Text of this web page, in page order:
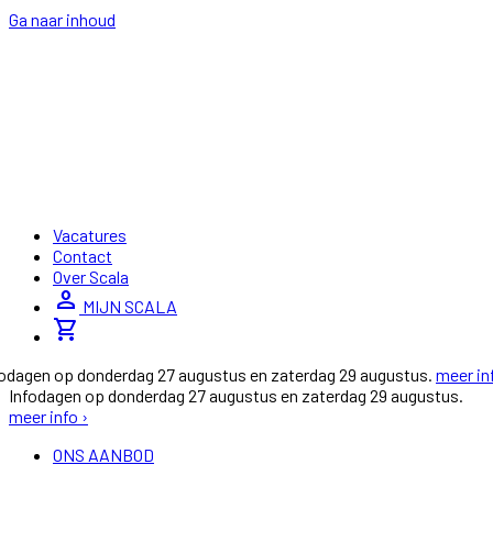
Ga naar inhoud
Vacatures
Contact
Over Scala
person MIJN SCALA
shopping_cart
op donderdag 27 augustus en zaterdag 29 augustus. meer
Infodagen op donderdag 27 augustus en zaterdag 29 augustus.
meer info ›
ONS AANBOD